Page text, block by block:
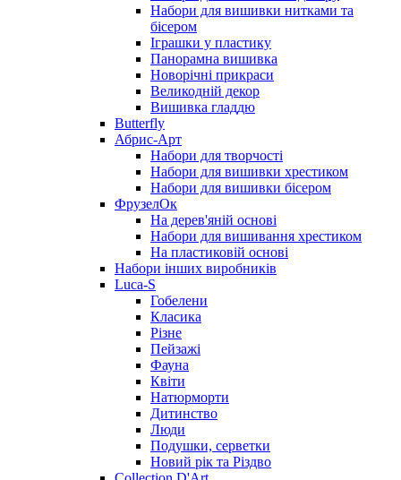
Набори для вишивки нитками та
бісером
Іграшки у пластику
Панорамна вишивка
Новорічні прикраси
Великодній декор
Вишивка гладдю
Butterfly
Абрис-Арт
Набори для творчості
Набори для вишивки хрестиком
Набори для вишивки бісером
ФрузелОк
На дерев'яній основі
Набори для вишивання хрестиком
На пластиковій основі
Набори інших виробників
Luca-S
Гобелени
Класика
Різне
Пейзажі
Фауна
Квіти
Натюрморти
Дитинство
Люди
Подушки, серветки
Новий рік та Різдво